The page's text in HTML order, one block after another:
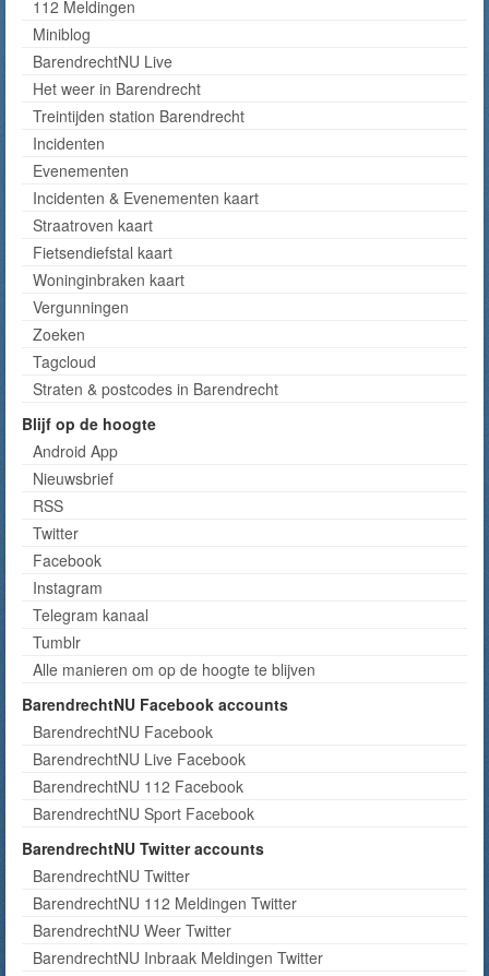
112 Meldingen
Miniblog
BarendrechtNU Live
Het weer in Barendrecht
Treintijden station Barendrecht
Incidenten
Evenementen
Incidenten & Evenementen kaart
Straatroven kaart
Fietsendiefstal kaart
Woninginbraken kaart
Vergunningen
Zoeken
Tagcloud
Straten & postcodes in Barendrecht
Blijf op de hoogte
Android App
Nieuwsbrief
RSS
Twitter
Facebook
Instagram
Telegram kanaal
Tumblr
Alle manieren om op de hoogte te blijven
BarendrechtNU Facebook accounts
BarendrechtNU Facebook
BarendrechtNU Live Facebook
BarendrechtNU 112 Facebook
BarendrechtNU Sport Facebook
BarendrechtNU Twitter accounts
BarendrechtNU Twitter
BarendrechtNU 112 Meldingen Twitter
BarendrechtNU Weer Twitter
BarendrechtNU Inbraak Meldingen Twitter